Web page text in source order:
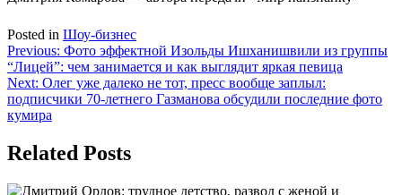
Posted in Шоу-бизнес
Навигация
по
записям
Previous: Фото эффектной Изольды Ишханишвили из группы
“Лицей”: чем занимается и как выглядит яркая певица
Next: Олег уже далеко не тот, пресс вообще заплыл:
подписчики 70-летнего Газманова обсудили последние фото
кумира
Related Posts